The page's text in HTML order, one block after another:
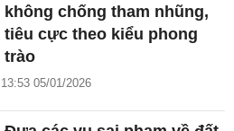
không chống tham nhũng,
tiêu cực theo kiểu phong
trào
13:53 05/01/2026